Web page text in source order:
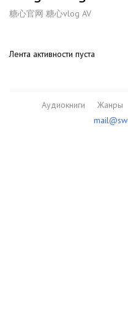
糖心官网 糖心vlog AV
Лента активности пуста
Аудиокниги Жанры